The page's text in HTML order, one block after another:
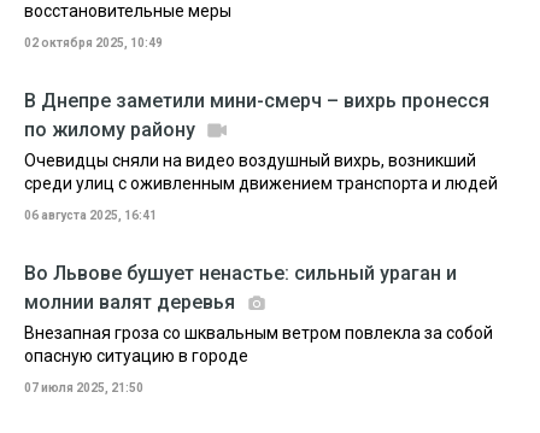
восстановительные меры
02 октября 2025, 10:49
В Днепре заметили мини-смерч – вихрь пронесся
по жилому району
Очевидцы сняли на видео воздушный вихрь, возникший
среди улиц с оживленным движением транспорта и людей
06 августа 2025, 16:41
Во Львове бушует ненастье: сильный ураган и
молнии валят деревья
Внезапная гроза со шквальным ветром повлекла за собой
опасную ситуацию в городе
07 июля 2025, 21:50